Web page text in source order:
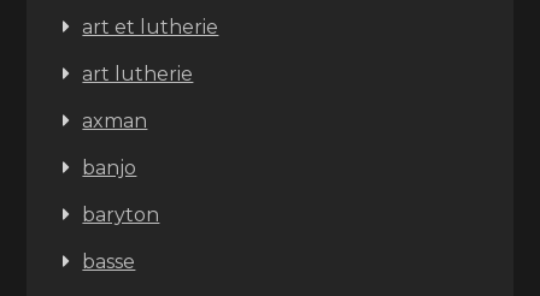
art et lutherie
art lutherie
axman
banjo
baryton
basse